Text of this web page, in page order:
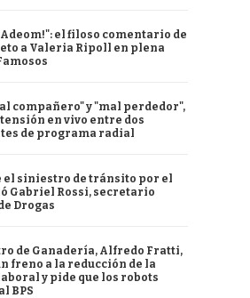
Adeom!": el filoso comentario de
a Valeria Ripoll en plena
compañero" y "mal perdedor",
en vivo entre dos
de programa radial
el siniestro de tránsito por el
Gabriel Rossi, secretario
Drogas
de Ganadería, Alfredo Fratti,
freno a la reducción de la
y pide que los robots
BPS